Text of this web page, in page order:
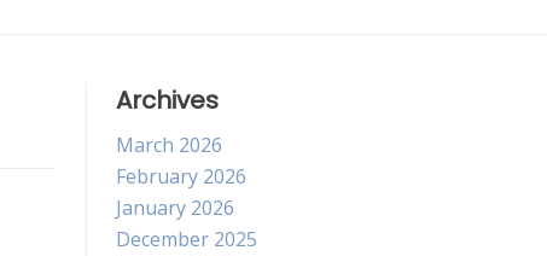
Archives
March 2026
February 2026
January 2026
December 2025